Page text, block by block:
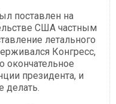
поставлен на
США частным
летального
Конгресс,
окончательное
президента, и
делать.